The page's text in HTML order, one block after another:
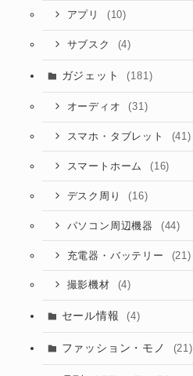
アプリ (10)
サブスク (4)
ガジェット (181)
オーディオ (31)
スマホ・タブレット (41)
スマートホーム (16)
デスク周り (16)
パソコン周辺機器 (44)
充電器・バッテリー (21)
撮影機材 (4)
セール情報 (4)
ファッション・モノ (21)